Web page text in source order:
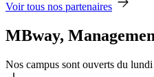
Voir tous nos partenaires
MBway,
Nos campus sont ouverts du